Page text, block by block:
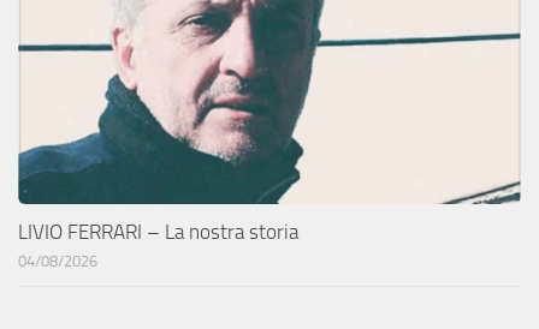
LIVIO FERRARI – La nostra storia
04/08/2026